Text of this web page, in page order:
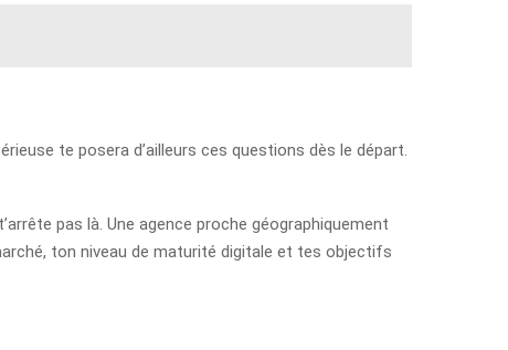
te posera d’ailleurs ces questions dès le départ.
t’arrête pas là. Une agence proche géographiquement
ton niveau de maturité digitale et tes objectifs